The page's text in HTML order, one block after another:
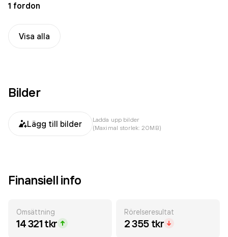
1 fordon
Visa alla
Bilder
Lägg till bilder
Ladda upp bilder
(Maximal storlek: 20MB)
Finansiell info
Omsättning
14 321 tkr
Rörelseresultat
2 355 tkr